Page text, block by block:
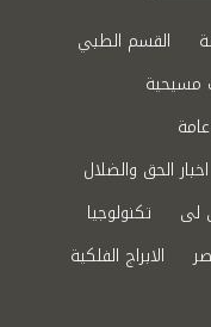
القسم الطبي
مسيحية
اخبار الحق والضلال
لى
تكنولوجيا
الابراج الفلكية